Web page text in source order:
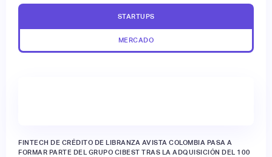
STARTUPS
MERCADO
FINTECH DE CRÉDITO DE LIBRANZA AVISTA COLOMBIA PASA A
FORMAR PARTE DEL GRUPO CIBEST TRAS LA ADQUISICIÓN DEL 100